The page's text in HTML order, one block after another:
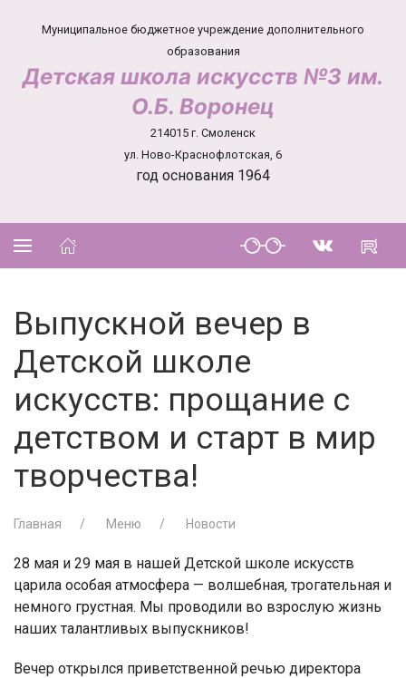
Муниципальное бюджетное учреждение дополнительного
образования
Детская школа искусств №3 им.
О.Б. Воронец
214015 г. Смоленск
ул. Ново-Краснофлотская, 6
год основания 1964
Выпускной вечер в
Детской школе
искусств: прощание с
детством и старт в мир
творчества!
Главная Меню Новости
28 мая и 29 мая в нашей Детской школе искусств
царила особая атмосфера — волшебная, трогательная и
немного грустная. Мы проводили во взрослую жизнь
наших талантливых выпускников!
Вечер открылся приветственной речью директора